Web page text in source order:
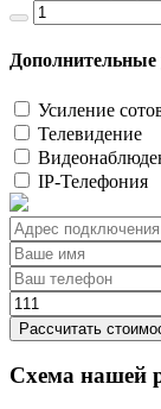
Дополнительные
Усиление
Телевидение
IP-Телефония
Рассчитать
Схема нашей